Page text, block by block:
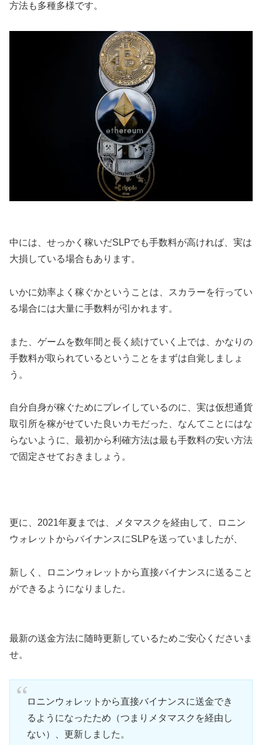
方法も多種多様です。
中には、せっかく稼いだSLPでも手数料が高ければ、実は
大損している場合もあります。
いかに効率よく稼ぐかということは、スカラーを行ってい
る場合には大量に手数料が引かれます。
また、ゲームを数年間と長く続けていく上では、かなりの
手数料が取られているということをまずは自覚しましょ
う。
自分自身が稼ぐためにプレイしているのに、実は仮想通貨
取引所を稼がせていた良いカモだった、なんてことにはな
らないように、最初から利確方法は最も手数料の安い方法
で固定させておきましょう。
更に、2021年夏までは、メタマスクを経由して、ロニン
ウォレットからバイナンスにSLPを送っていましたが、
新しく、ロニンウォレットから直接バイナンスに送ること
ができるようになりました。
最新の送金方法に随時更新しているためご安心くださいま
せ。
ロニンウォレットから直接バイナンスに送金でき
るようになったため（つまりメタマスクを経由し
ない）、更新しました。